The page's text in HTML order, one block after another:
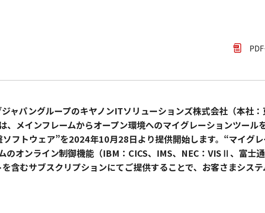
ャパングループのキヤノンITソリューションズ株式会社（本社
、メインフレームからオープン環境へのマイグレーションツール
フトウェア”を2024年10月28日より提供開始します。“マイグ
のオンライン制御機能（IBM：CICS、IMS、NEC：VISⅡ、富士
含むサブスクリプションにてご提供することで、お客さまシス